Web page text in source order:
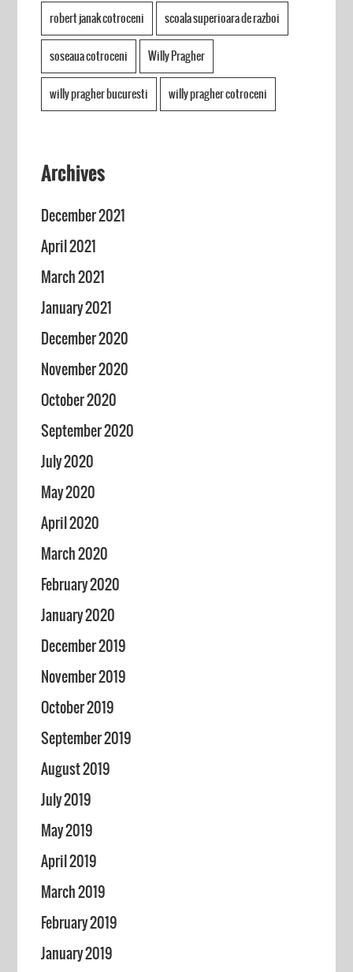
robert janak cotroceni scoala superioara de razboi
soseaua cotroceni Willy Pragher
willy pragher bucuresti willy pragher cotroceni
Archives
December 2021
April 2021
March 2021
January 2021
December 2020
November 2020
October 2020
September 2020
July 2020
May 2020
April 2020
March 2020
February 2020
January 2020
December 2019
November 2019
October 2019
September 2019
August 2019
July 2019
May 2019
April 2019
March 2019
February 2019
January 2019